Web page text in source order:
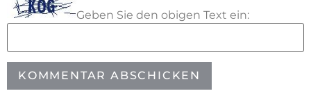
Geben Sie den obigen Text ein: